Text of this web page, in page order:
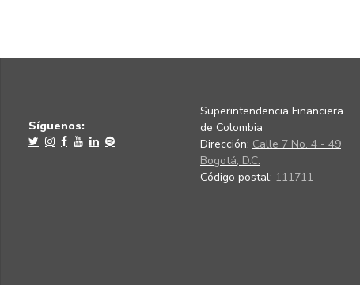
Síguenos:
Superintendencia Financiera
de Colombia
Dirección: Calle 7 No. 4 - 49
Bogotá, D.C.
Código postal: 111711